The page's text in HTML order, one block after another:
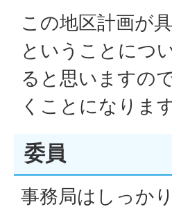
この地区計画が
ということにつ
ると思いますの
くことになります
委員
事務局はしっか